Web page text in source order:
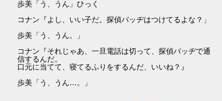
歩美「う、うん」ひっく
コナン『よし、いい子だ。探偵バッヂはつけてるよな？」
歩美「う、うん。」
コナン『それじゃあ、一旦電話は切って、探偵バッヂで通
信するんだ。
口元に当てて、寝てるふりをするんだ、いいね？』
歩美「う、うん…。」